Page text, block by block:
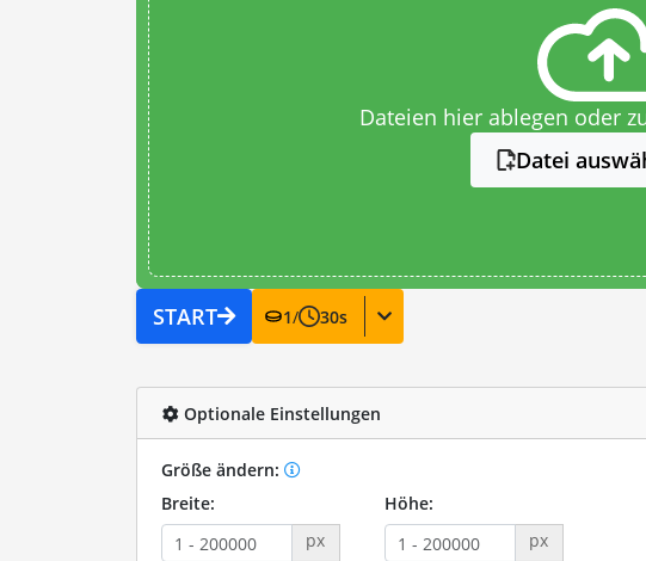
Dateien hier ablegen oder
Datei
START 1/ 30s
Optionale Einstellungen
Größe ändern:
Breite:
px
Höhe:
px